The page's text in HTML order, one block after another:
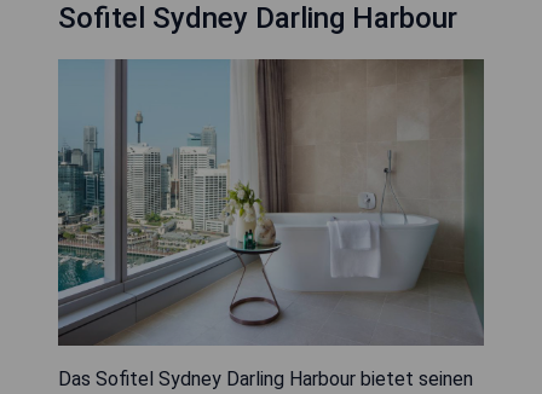
Sofitel Sydney Darling Harbour
Das Sofitel Sydney Darling Harbour bietet seinen